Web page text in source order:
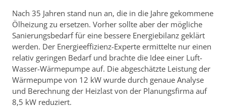
Nach 35 Jahren stand nun an, die in die Jahre gekommene
Ölheizung zu ersetzen. Vorher sollte aber der mögliche
Sanierungsbedarf für eine bessere Energiebilanz geklärt
werden. Der Energieeffizienz-Experte ermittelte nur einen
relativ geringen Bedarf und brachte die Idee einer Luft-
Wasser-Wärmepumpe auf. Die abgeschätzte Leistung der
Wärmepumpe von 12 kW wurde durch genaue Analyse
und Berechnung der Heizlast von der Planungsfirma auf
8,5 kW reduziert.